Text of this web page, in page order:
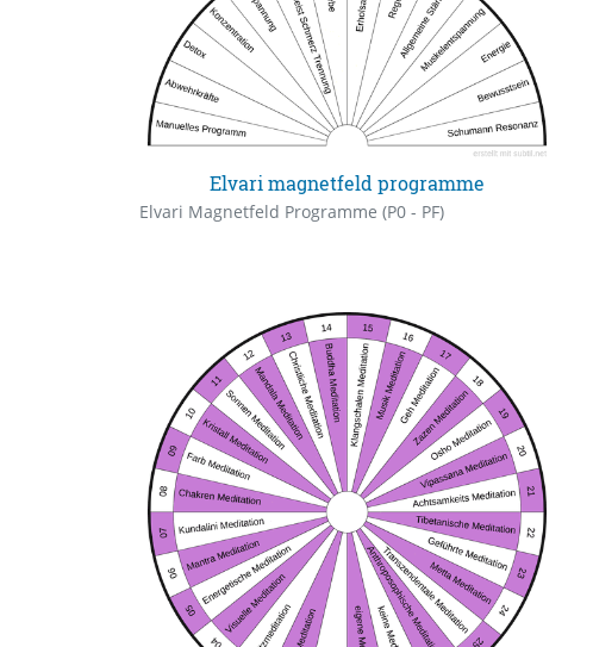
Elvari magnetfeld programme
Elvari Magnetfeld Programme (P0 - PF)